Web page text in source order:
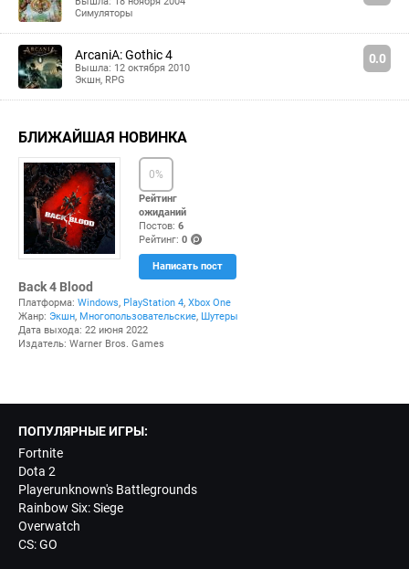
Симуляторы
ArcaniA: Gothic 4
Вышла: 12 октября 2010
Экшн, RPG
0.0
БЛИЖАЙШАЯ НОВИНКА
0%
Рейтинг
ожиданий
Постов: 6
Рейтинг: 0
(po
ints
)
Написать пост
Back 4 Blood
Платформа: Windows PlayStation 4 Xbox One
Жанр: Экшн Многопользовательские Шутеры
Дата выхода: 22 июня 2022
Издатель: Warner Bros. Games
ПОПУЛЯРНЫЕ ИГРЫ:
Fortnite
Dota 2
Playerunknown's Battlegrounds
Rainbow Six: Siege
Overwatch
CS: GO